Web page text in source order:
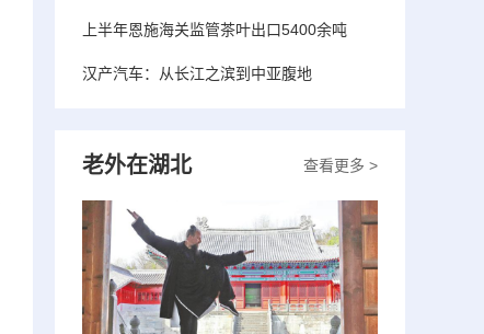
上半年恩施海关监管茶叶出口5400余吨
汉产汽车：从长江之滨到中亚腹地
查看更多 >
老外在湖北